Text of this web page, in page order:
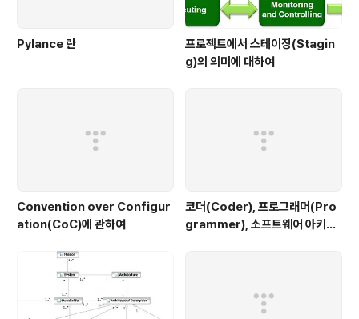
Pylance 란
프로젝트에서 스테이징(Stagin
g)의 의미에 대하여
Convention over Configur
ation(CoC)에 관하여
코더(Coder), 프로그래머(Pro
grammer), 소프트웨어 아키텍